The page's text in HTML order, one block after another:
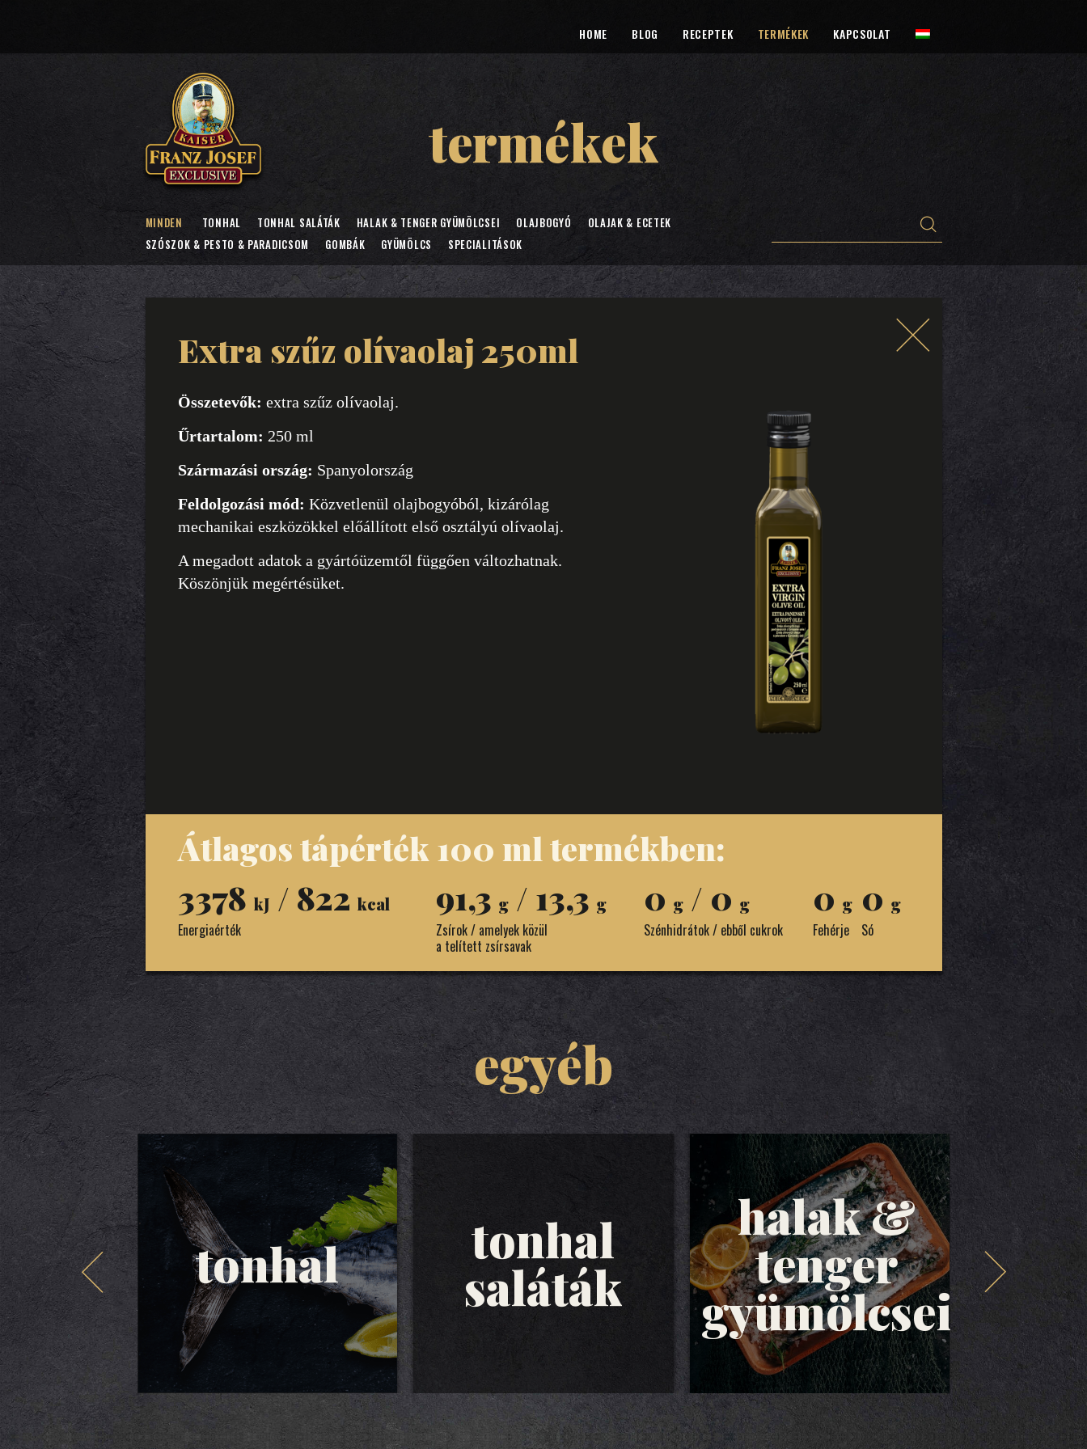
HOME BLOG RECEPTEK TERMÉKEK KAPCSOLAT
termékek
MINDEN TONHAL TONHAL SALÁTÁK HALAK & TENGER GYÜMÖLCSEI OLAJBOGYÓ
OLAJAK & ECETEK
SZÓSZOK & PESTO & PARADICSOM
GOMBÁK GYÜMÖLCS SPECIALITÁSOK
Extra szűz olívaolaj 250ml
Összetevők: extra szűz olívaolaj.
Űrtartalom: 250 ml
Származási ország: Spanyolország
Feldolgozási mód: Közvetlenül olajbogyóból, kizárólag
mechanikai eszközökkel előállított első osztályú olívaolaj.
A megadott adatok a gyártóüzemtől függően változhatnak.
Köszönjük megértésüket.
Átlagos tápérték 100 ml termékben:
3378 kJ / 822 kcal
Energiaérték
91,3 g/ 13,3 g
Zsírok / amelyek közül
a telített zsírsavak
0 g/ 0 g
Szénhidrátok / ebből cukrok
0 g
Fehérje
0 g
Só
egyéb
tonhal tonhal
saláták
halak &
tenger
gyümölcsei